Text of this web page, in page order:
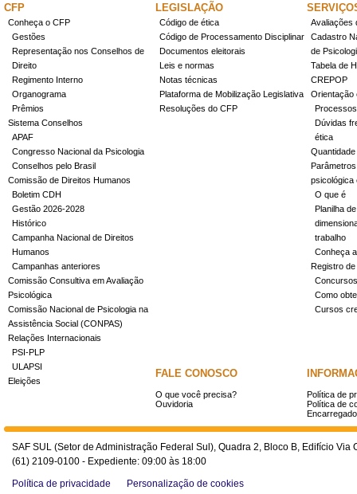
CFP
Conheça o CFP
Gestões
Representação nos Conselhos de
Direito
Regimento Interno
Organograma
Prêmios
Sistema Conselhos
APAF
Congresso Nacional da Psicologia
Conselhos pelo Brasil
Comissão de Direitos Humanos
Boletim CDH
Gestão 2026-2028
Histórico
Campanha Nacional de Direitos
Humanos
Campanhas anteriores
Comissão Consultiva em Avaliação
Psicológica
Comissão Nacional de Psicologia na
Assistência Social (CONPAS)
Relações Internacionais
PSI-PLP
ULAPSI
Eleições
LEGISLAÇÃO
Código de ética
Código de Processamento Disciplinar
Documentos eleitorais
Leis e normas
Notas técnicas
Plataforma de Mobilização Legislativa
Resoluções do CFP
Avaliações
Cadastro
de
Tabela de
CREPOP
Orientação
Dúvidas
ética
psicológica
O que é
Planilha
trabalho
Conheça
Registro
Concursos
Como
Cursos
FALE CONOSCO
O que você precisa?
Ouvidoria
Política de
Política de
SAF SUL (Setor de Administração Federal Sul), Quadra 2, Bloco B, Edifício
(61) 2109-0100 - Expediente: 09:00 às 18:00
Política de privacidade
Personalização de cookies